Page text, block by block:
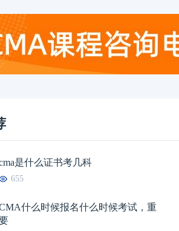
是什么证书考几科
655
什么时候报名什么时候考试，重